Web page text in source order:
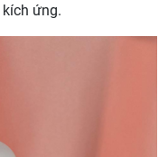
ứng.